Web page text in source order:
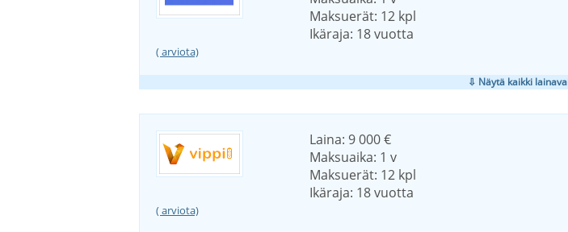
( arviota)
Maksuerät: 12 kpl
Ikäraja: 18 vuotta
⇩ Näytä kaikki
( arviota)
Laina: 9 000 €
Maksuaika: 1 v
Maksuerät: 12 kpl
Ikäraja: 18 vuotta